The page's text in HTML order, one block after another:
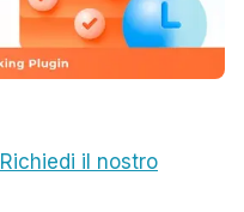
Richiedi il nostro